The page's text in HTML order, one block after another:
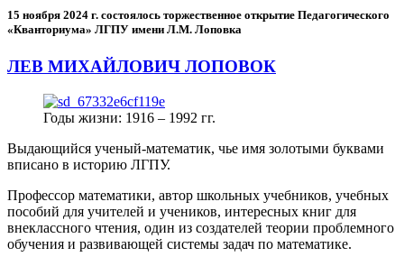
15 ноября 2024 г. состоялось торжественное открытие Педагогического
«Кванториума» ЛГПУ имени Л.М. Лоповка
ЛЕВ МИХАЙЛОВИЧ ЛОПОВОК
Годы жизни: 1916 – 1992 гг.
Выдающийся ученый-математик, чье имя золотыми буквами
вписано в историю ЛГПУ.
Профессор математики, автор школьных учебников, учебных
пособий для учителей и учеников, интересных книг для
внеклассного чтения, один из создателей теории проблемного
обучения и развивающей системы задач по математике.